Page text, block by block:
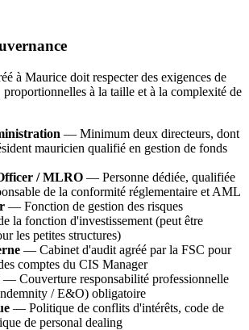
à Maurice doit respecter des exigences de
proportionnelles à la taille et à la complexité de
— Minimum deux directeurs, dont
mauricien qualifié en gestion de fonds
/ MLRO — Personne dédiée, qualifiée
de la conformité réglementaire et AML
— Fonction de gestion des risques
la fonction d'investissement (peut être
les petites structures)
— Cabinet d'audit agréé par la FSC pour
comptes du CIS Manager
— Couverture responsabilité professionnelle
/ E&O) obligatoire
— Politique de conflits d'intérêts, code de
de personal dealing